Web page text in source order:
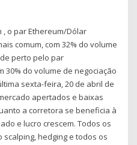
, o par Ethereum/Dólar
comum, com 32% do volume
perto pelo par
30% do volume de negociação
sexta-feira, 20 de abril de
apertados e baixas
a corretora se beneficia à
e lucro crescem. Todos os
hedging e todos os